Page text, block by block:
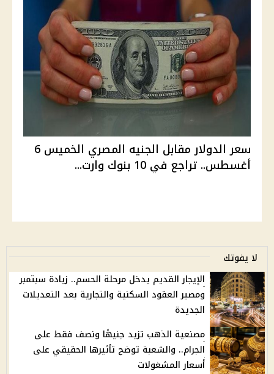
سعر الدولار مقابل الجنيه المصري الخميس 6
أغسطس.. تراجع في 10 بنوك وارت...
لا يفوتك
الإيجار القديم يدخل مرحلة الحسم.. زيادة سبتمبر
ومصير العقود السكنية والتجارية بعد التعديلات
الجديدة
مصنعية الذهب تزيد جنيهًا ونصف فقط على
الجرام.. والشعبة توضح تأثيرها الحقيقي على
أسعار المشغولات